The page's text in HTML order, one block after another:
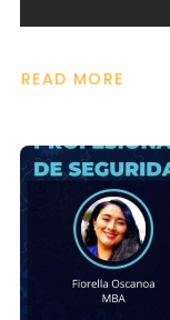
READ MORE
ABOUT
LA
SECUENCIA
DEL
ADVERSARIO
SEGURIDAD
FISICA